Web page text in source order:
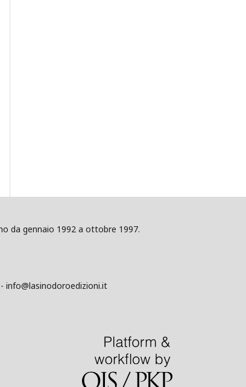
da gennaio 1992 a ottobre 1997.
info@lasinodoroedizioni.it